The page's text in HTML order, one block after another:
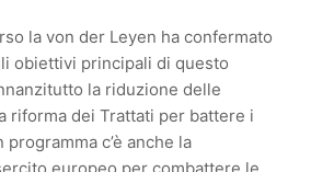
la von der Leyen ha confermato
obiettivi principali di questo
la riduzione delle
riforma dei Trattati per battere i
c’è anche la